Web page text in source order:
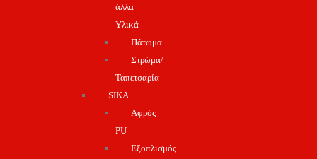
άλλα
Υλικά
Πάτωμα
Στρώμα/
Ταπετσαρία
SIKA
Αφρός
PU
Εξοπλισμός